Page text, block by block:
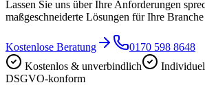
Lassen Sie uns über Ihre Anforderungen
maßgeschneiderte Lösungen für Ihre
Kostenlose Beratung
0170 598 8648
Kostenlos & unverbindlich
DSGVO-konform